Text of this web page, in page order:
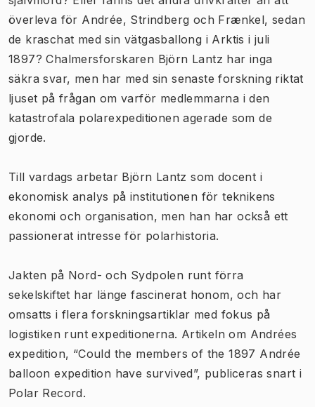
överleva för Andrée, Strindberg och Frænkel, sedan
de kraschat med sin vätgasballong i Arktis i juli
1897? Chalmersforskaren Björn Lantz har inga
säkra svar, men har med sin senaste forskning riktat
ljuset på frågan om varför medlemmarna i den
katastrofala polarexpeditionen agerade som de
gjorde.
Till vardags arbetar Björn Lantz som docent i
ekonomisk analys på institutionen för teknikens
ekonomi och organisation, men han har också ett
passionerat intresse för polarhistoria.
Jakten på Nord- och Sydpolen runt förra
sekelskiftet har länge fascinerat honom, och har
omsatts i flera forskningsartiklar med fokus på
logistiken runt expeditionerna. Artikeln om Andrées
expedition, “Could the members of the 1897 Andrée
balloon expedition have survived”, publiceras snart i
Polar Record.